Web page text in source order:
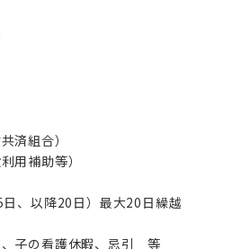
済組合）
用補助等）
、以降20日）最大20日繰越
、子の看護休暇、忌引 等